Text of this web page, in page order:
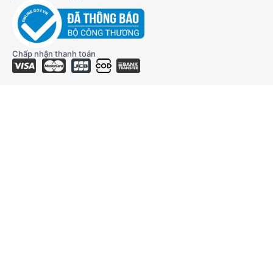
Chấp nhận thanh toán